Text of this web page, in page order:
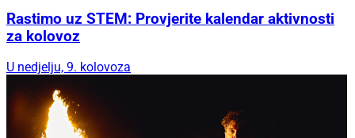
Rastimo uz STEM: Provjerite kalendar aktivnosti
za kolovoz
U nedjelju, 9. kolovoza